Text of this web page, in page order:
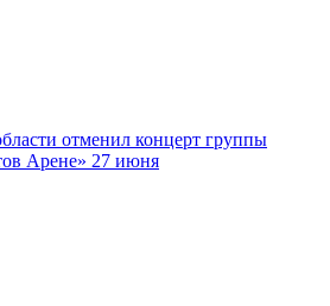
отменил концерт группы
Арене» 27 июня